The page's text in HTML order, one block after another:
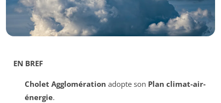
EN BREF
Cholet Agglomération adopte son Plan climat-air-
énergie.